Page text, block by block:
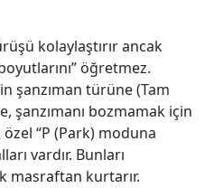
kolaylaştırır ancak
öğretmez.
şanzıman türüne (Tam
şanzımanı bozmamak için
“P (Park) moduna
vardır. Bunları
masraftan kurtarır.